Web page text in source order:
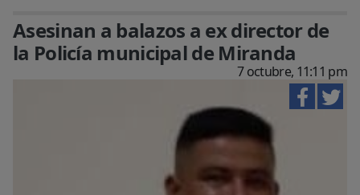
Asesinan a balazos a ex director de
la Policía municipal de Miranda
7 octubre, 11:11 pm